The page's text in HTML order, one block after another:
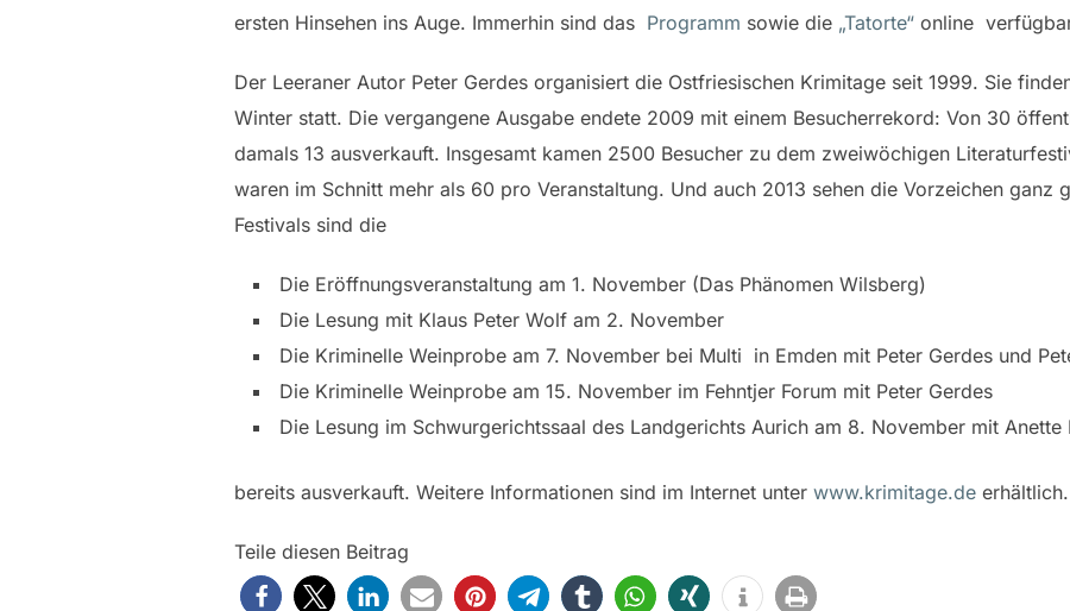
ersten Hinsehen ins Auge. Immerhin sind das Programm sowie die „Tatorte“ online
Der Leeraner Autor Peter Gerdes organisiert die Ostfriesischen Krimitage seit 1999. Sie
Winter statt. Die vergangene Ausgabe endete 2009 mit einem Besucherrekord: Von 30
damals 13 ausverkauft. Insgesamt kamen 2500 Besucher zu dem zweiwöchigen
waren im Schnitt mehr als 60 pro Veranstaltung. Und auch 2013 sehen die Vorzeichen ganz
Festivals sind die
Die Eröffnungsveranstaltung am 1. November (Das Phänomen Wilsberg)
Die Lesung mit Klaus Peter Wolf am 2. November
Die Kriminelle Weinprobe am 7. November bei Multi in Emden mit Peter Gerdes und
Die Kriminelle Weinprobe am 15. November im Fehntjer Forum mit Peter Gerdes
Die Lesung im Schwurgerichtssaal des Landgerichts Aurich am 8. November mit
bereits ausverkauft. Weitere Informationen sind im Internet unter www.krimitage.de erhältlich.
Teile diesen Beitrag